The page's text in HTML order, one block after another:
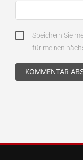
Speichern Sie
für meinen